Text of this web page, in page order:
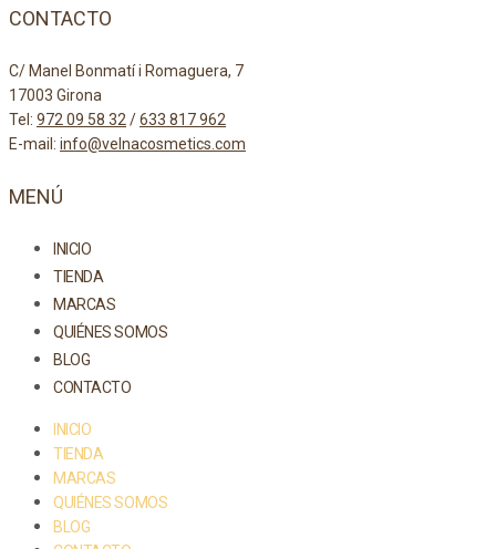
CONTACTO
C/ Manel Bonmatí i Romaguera, 7
17003 Girona
Tel: 972 09 58 32/633 817 962
E-mail: info@velnacosmetics.com
MENÚ
INICIO
TIENDA
MARCAS
QUIÉNES SOMOS
BLOG
CONTACTO
INICIO
TIENDA
MARCAS
QUIÉNES SOMOS
BLOG